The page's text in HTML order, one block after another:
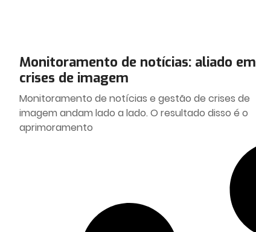
Monitoramento de notícias: aliado em
crises de imagem
Monitoramento de notícias e gestão de crises de
imagem andam lado a lado. O resultado disso é o
aprimoramento